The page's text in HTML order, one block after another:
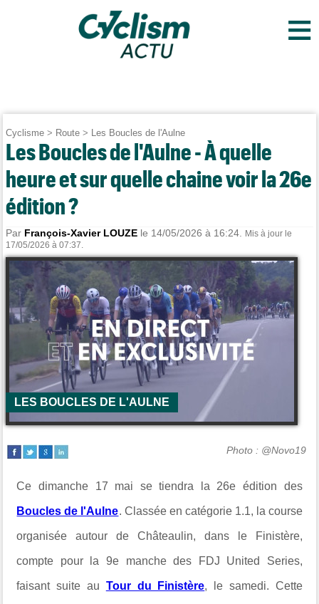
≡
Cyclisme > Route > Les Boucles de l'Aulne
Les Boucles de l'Aulne - À quelle
heure et sur quelle chaine voir la 26e
édition ?
Par François-Xavier LOUZE le 14/05/2026 à 16:24.
Mis à jour le
17/05/2026 à 07:37.
LES BOUCLES DE L'AULNE
Photo : @Novo19
Ce dimanche 17 mai se tiendra la 26e édition des
Boucles de l'Aulne. Classée en catégorie 1.1, la course
organisée autour de Châteaulin, dans le Finistère,
compte pour la 9e manche des FDJ United Series,
faisant suite au Tour du Finistère, le samedi. Cette